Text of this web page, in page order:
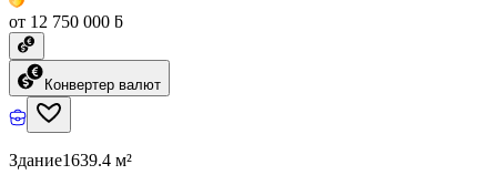
от 12 750 000 ƃ
Конвертер валют
Здание1639.4 м²